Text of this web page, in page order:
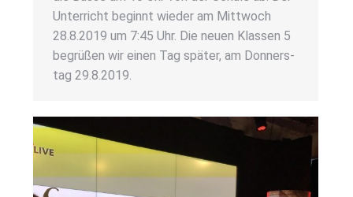
Unter­richt beginnt wie­der am Mitt­woch
28.8.2019 um 7:45 Uhr. Die neu­en Klas­sen 5
begrü­ßen wir einen Tag spä­ter, am Don­ners­
tag 29.8.2019.